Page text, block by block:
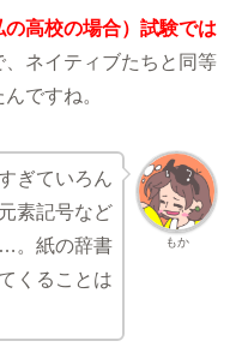
高校の場合）試験では
、ネイティブたちと同等
ですね。
もか
ぎていろん
素記号など
。紙の辞書
くることは